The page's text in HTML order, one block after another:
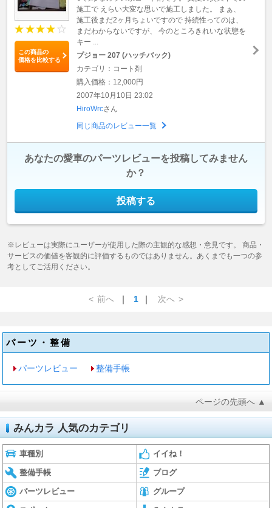
この商品の
価格を比較する
施工で えらい大変な思いで施工しました。 まぁ、
施工後まだ2ヶ月ちょいですので 持続性ってのは、
まだわからないですが、 今のところきれいな状態を
キー ...
プジョー 207 (ハッチバック)
カテゴリ：コート剤
購入価格：12,000円
2007年10月10日 23:02
HiroWrcさん
同じ商品のレビュー一覧
あなたの愛車のパーツレビューを投稿してみません
か？
投稿する
※レビューは実際にユーザーが使用した際の主観的な感想・意見です。 商品・
サービスの価値を客観的に評価するものではありません。あくまでも一つの参
考としてご活用ください。
< 前へ ｜ 1 ｜ 次へ >
パーツ・整備
パーツレビュー 整備手帳
ページの先頭へ ▲
みんカラ 人気のカテゴリ
車種別 イイね！
整備手帳 ブログ
パーツレビュー グループ